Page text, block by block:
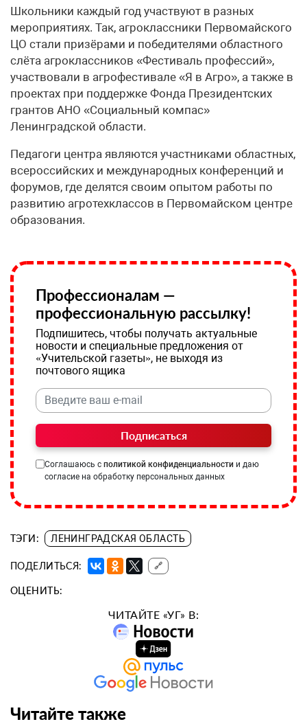
Школьники каждый год участвуют в разных
мероприятиях. Так, агроклассники Первомайского
ЦО стали призёрами и победителями областного
слёта агроклассников «Фестиваль профессий»,
участвовали в агрофестивале «Я в Агро», а также в
проектах при поддержке Фонда Президентских
грантов АНО «Социальный компас»
Ленинградской области.
Педагоги центра являются участниками областных,
всероссийских и международных конференций и
форумов, где делятся своим опытом работы по
развитию агротехклассов в Первомайском центре
образования.
Профессионалам —
профессиональную рассылку!
Подпишитесь, чтобы получать актуальные
новости и специальные предложения от
«Учительской газеты», не выходя из
почтового ящика
Подписаться
Соглашаюсь с политикой конфиденциальности и даю
согласие на обработку персональных данных
ТЭГИ: ЛЕНИНГРАДСКАЯ ОБЛАСТЬ
ПОДЕЛИТЬСЯ: 🔗
ОЦЕНИТЬ:
ЧИТАЙТЕ «УГ» В:
Читайте также